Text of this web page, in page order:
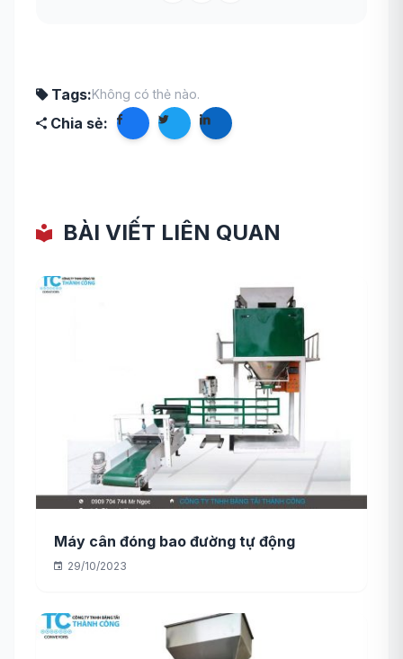
Tags:Không có thẻ nào.
Chia sẻ:
BÀI VIẾT LIÊN QUAN
Máy cân đóng bao đường tự động
29/10/2023